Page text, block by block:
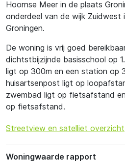
Hoornse Meer in de plaats
onderdeel van de wijk Zuidwest
Groningen.
De woning is vrij goed
dichtstbijzijnde basisschool op
ligt op 300m en een station op
huisartsenpost ligt op
zwembad ligt op fietsafstand
op fietsafstand.
Streetview en satelliet overzicht
Woningwaarde rapport